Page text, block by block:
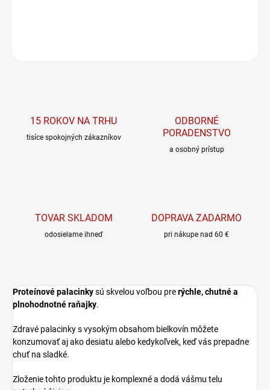
15 ROKOV NA TRHU
tisíce spokojných zákazníkov
ODBORNÉ
PORADENSTVO
a osobný prístup
TOVAR SKLADOM
odosielame ihneď
DOPRAVA ZADARMO
pri nákupe nad 60 €
Proteínové palacinkysú skvelou voľbou prerýchle, chutné a
plnohodnotné raňajky.
Zdravé palacinky s vysokým obsahom bielkovín môžete
konzumovať aj ako desiatu alebo kedykoľvek, keď vás prepadne
chuť na sladké.
Zloženie tohto produktu je komplexné a dodá vášmu telu